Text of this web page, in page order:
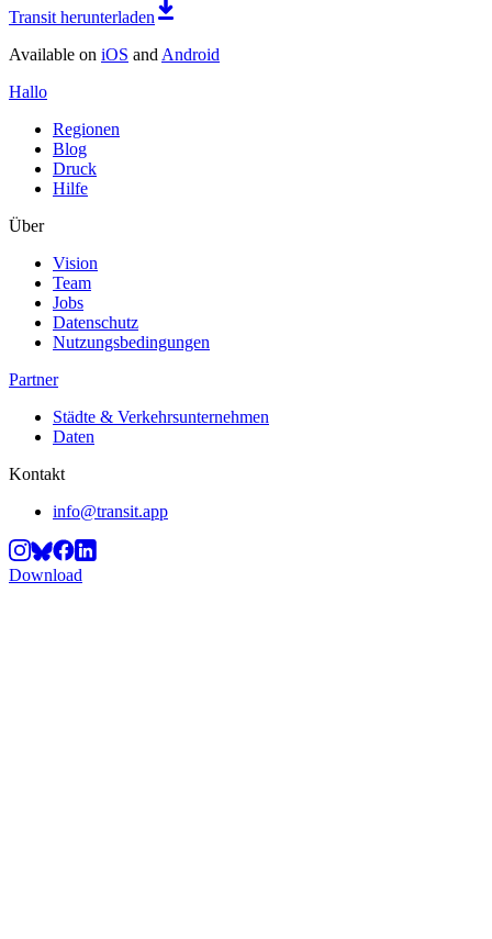
Transit herunterladen
Available on iOS and Android
Hallo
Regionen
Blog
Druck
Hilfe
Über
Vision
Team
Jobs
Datenschutz
Nutzungsbedingungen
Partner
Städte & Verkehrsunternehmen
Daten
Kontakt
info@transit.app
Download